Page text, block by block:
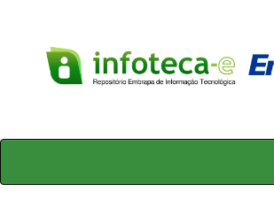
Skip